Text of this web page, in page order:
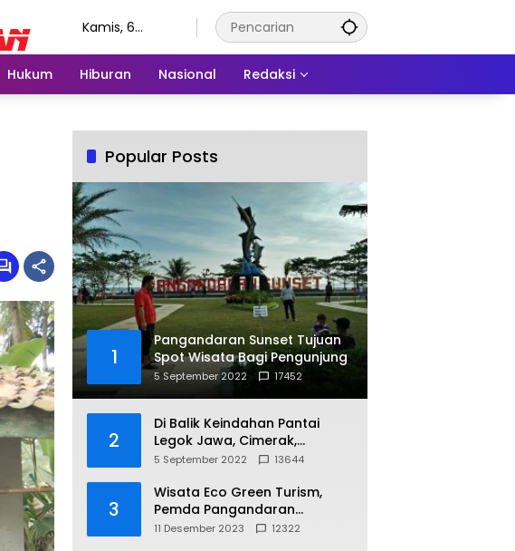
Kamis, 6
Hukum Hiburan Nasional Redaksi
Popular Posts
1
Pangandaran Sunset Tujuan
Spot Wisata Bagi Pengunjung
5 September 2022 17452
2
Di Balik Keindahan Pantai
Legok Jawa, Cimerak,
Pangandaran
5 September 2022 13644
3
Wisata Eco Green Turism,
Pemda Pangandaran
Gandeng PLN
11 Desember 2023 12322